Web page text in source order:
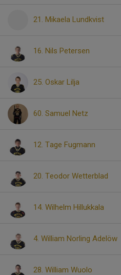
21. Mikaela Lundkvist
16. Nils Petersen
25. Oskar Lilja
60. Samuel Netz
12. Tage Fugmann
20. Teodor Wetterblad
14. Wilhelm Hillukkala
4. William Norling Adelöw
28. William Wuolo